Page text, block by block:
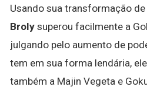
Usando sua transformação
Broly superou facilmente a
julgando pelo aumento de
tem em sua forma lendária,
também a Majin Vegeta e